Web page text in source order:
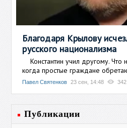
Благодаря Крылову
русского национализма
Константин учил другому. Что
когда простые граждане
Павел Святенков 23 сен, 14:48
Публикации